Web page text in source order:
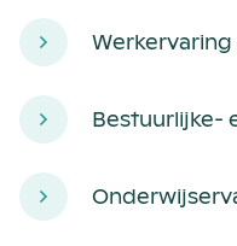
Werkervaring
Bestuurlijke-